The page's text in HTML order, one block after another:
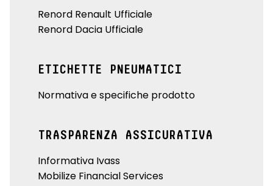
Renord Renault Ufficiale
Renord Dacia Ufficiale
ETICHETTE PNEUMATICI
Normativa e specifiche prodotto
TRASPARENZA ASSICURATIVA
Informativa Ivass
Mobilize Financial Services